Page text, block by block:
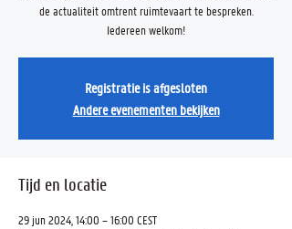
de actualiteit omtrent ruimtevaart te bespreken.
Iedereen welkom!
Registratie is afgesloten
Andere evenementen bekijken
Tijd en locatie
29 jun 2024, 14:00 – 16:00 CEST